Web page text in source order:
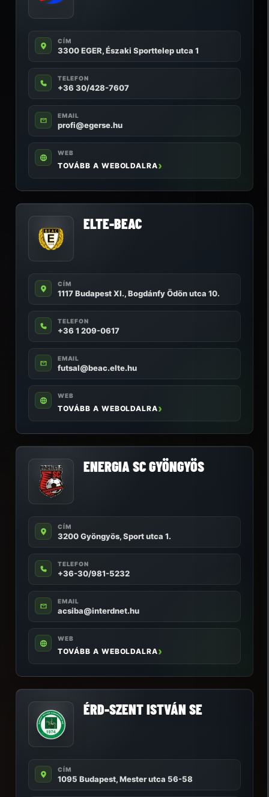
CÍM
3300 EGER, Északi Sporttelep utca 1
TELEFON
+36 30/428-7607
EMAIL
profi@egerse.hu
WEB
TOVÁBB A WEBOLDALRA
ELTE-BEAC
CÍM
1117 Budapest XI., Bogdánfy Ödön utca 10.
TELEFON
+36 1 209-0617
EMAIL
futsal@beac.elte.hu
WEB
TOVÁBB A WEBOLDALRA
ENERGIA SC GYÖNGYÖS
CÍM
3200 Gyöngyös, Sport utca 1.
TELEFON
+36-30/981-5232
EMAIL
acsiba@interdnet.hu
WEB
TOVÁBB A WEBOLDALRA
ÉRD-SZENT ISTVÁN SE
CÍM
1095 Budapest, Mester utca 56-58